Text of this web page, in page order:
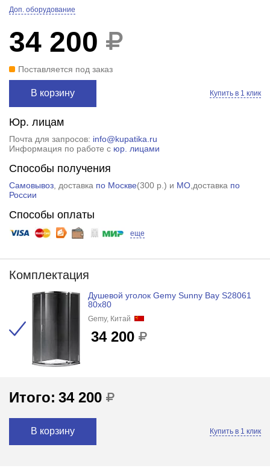
Доп. оборудование
34 200
Поставляется под заказ
В корзину Купить в 1 клик
Юр. лицам
Почта для запросов: info@kupatika.ru
Информация по работе с юр. лицами
Способы получения
Самовывоз, доставка по Москве(300 р. ) и МО,доставка по
России
Способы оплаты
еще
Комплектация
Душевой уголок Gemy Sunny Bay S28061
80x80
Gemy, Китай
34 200
Итого: 34 200
В корзину Купить в 1 клик